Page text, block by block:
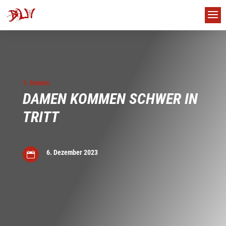
1. Damen
DAMEN KOMMEN SCHWER IN
TRITT
 6. Dezember 2023